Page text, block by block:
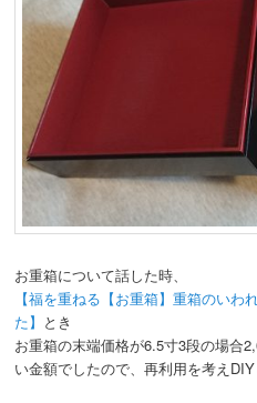
お重箱について話した時、
【福を重ねる【お重箱】重箱のい
た】 とき
お重箱の末端価格が6.5寸3段の場合
い金額でしたので、再利用を考えDIY